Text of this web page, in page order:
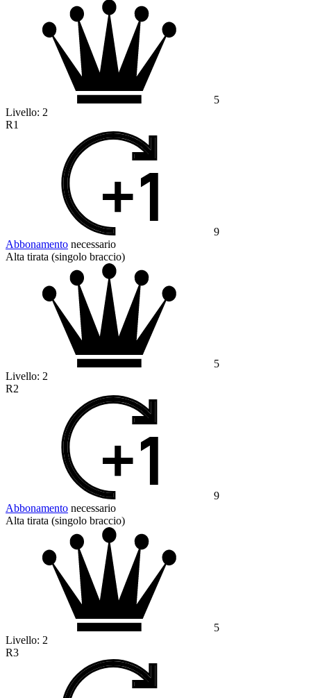
5
Livello: 2
R1
9
Abbonamento necessario
Alta tirata (singolo braccio)
5
Livello: 2
R2
9
Abbonamento necessario
Alta tirata (singolo braccio)
5
Livello: 2
R3